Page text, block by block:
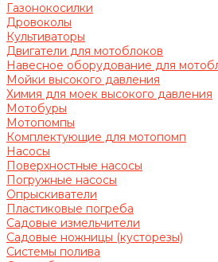
Газонокосилки
Дровоколы
Культиваторы
Двигатели для мотоблоков
Навесное оборудование для
Мойки высокого давления
Химия для моек высокого давления
Мотобуры
Мотопомпы
Комплектующие для мотопомп
Насосы
Поверхностные насосы
Погружные насосы
Опрыскиватели
Пластиковые погреба
Садовые измельчители
Садовые ножницы (кусторезы)
Системы полива